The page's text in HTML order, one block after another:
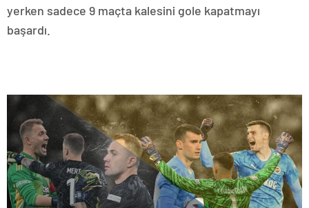
yerken sadece 9 maçta kalesini gole kapatmayı
başardı.